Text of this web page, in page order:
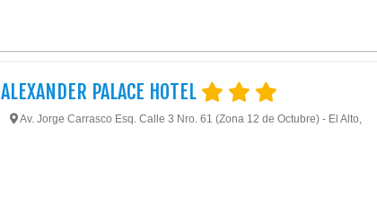
ALEXANDER PALACE HOTEL
Av. Jorge Carrasco Esq. Calle 3 Nro. 61 (Zona 12 de Octubre) - El Alto,